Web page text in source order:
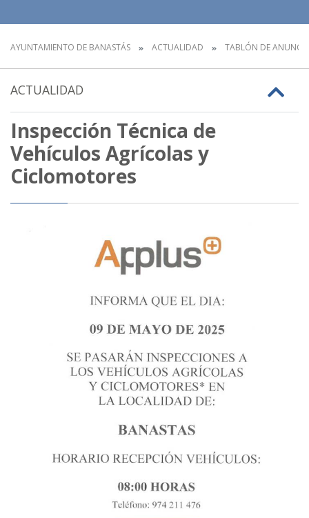
AYUNTAMIENTO DE BANASTÁS ACTUALIDAD TABLÓN DE
ACTUALIDAD
Inspección Técnica de
Vehículos Agrícolas y
Ciclomotores